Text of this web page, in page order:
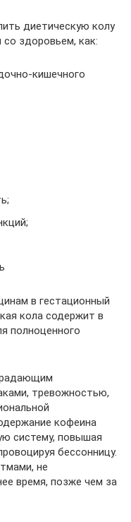
диетическую колу
здоровьем, как:
кишечного
в гестационный
кола содержит в
полноценного
тревожностью,
кофеина
систему, повышая
бессонницу.
не
время, позже чем за